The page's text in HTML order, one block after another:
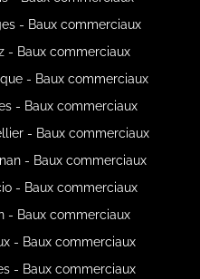
- Baux commerciaux
- Baux commerciaux
- Baux commerciaux
- Baux commerciaux
- Baux commerciaux
- Baux commerciaux
- Baux commerciaux
- Baux commerciaux
- Baux commerciaux
- Baux commerciaux